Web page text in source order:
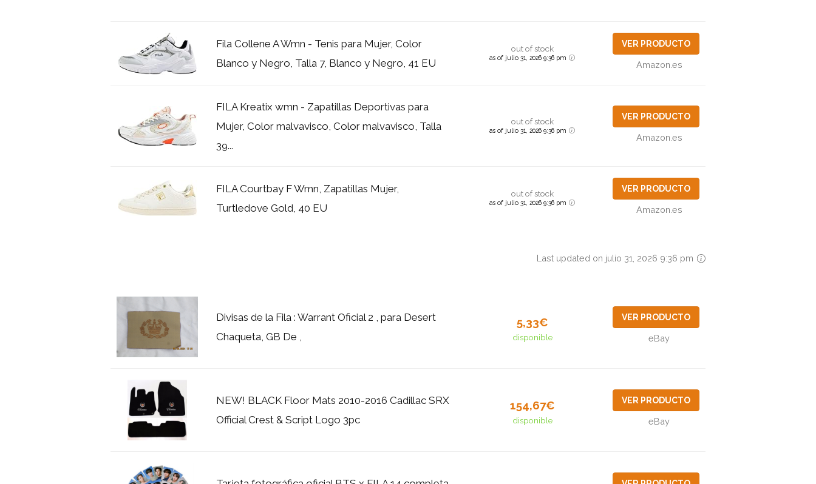
Fila Collene A Wmn - Tenis para Mujer, Color
Blanco y Negro, Talla 7, Blanco y Negro, 41 EU
out of stock
as of julio 31, 2026 9:36 pm
VER PRODUCTO
Amazon.es
FILA Kreatix wmn - Zapatillas Deportivas para
Mujer, Color malvavisco, Color malvavisco, Talla
39...
out of stock
as of julio 31, 2026 9:36 pm
VER PRODUCTO
Amazon.es
FILA Courtbay F Wmn, Zapatillas Mujer,
Turtledove Gold, 40 EU
out of stock
as of julio 31, 2026 9:36 pm
VER PRODUCTO
Amazon.es
Last updated on julio 31, 2026 9:36 pm
Divisas de la Fila : Warrant Oficial 2 , para Desert
Chaqueta, GB De ,
5,33€
disponible
VER PRODUCTO
eBay
NEW! BLACK Floor Mats 2010-2016 Cadillac SRX
Official Crest & Script Logo 3pc
154,67€
disponible
VER PRODUCTO
eBay